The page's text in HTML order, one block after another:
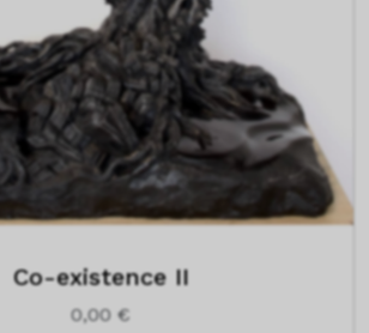
Co-existence II
0,00 €